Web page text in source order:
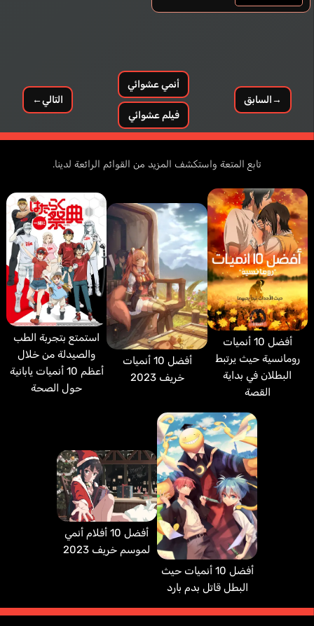
→السابق
أنمي عشوائي
فيلم عشوائي
التالي←
تابع المتعة واستكشف المزيد من القوائم الرائعة لدينا.
أفضل 10 أنميات
رومانسية حيث يرتبط
البطلان في بداية
القصة
أفضل 10 أنميات
خريف 2023
استمتع بتجربة الطب
والصيدلة من خلال
أعظم 10 أنميات يابانية
حول الصحة
أفضل 10 أنميات حيث
البطل قاتل بدم بارد
أفضل 10 أفلام أنمي
لموسم خريف 2023